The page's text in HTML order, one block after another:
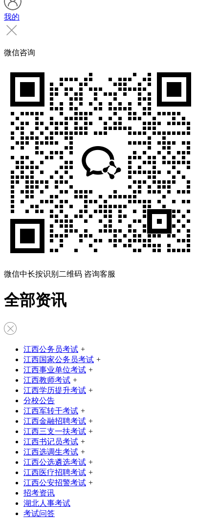
我的
微信咨询
微信中长按识别二维码 咨询客服
全部资讯
江西公务员考试 +
江西国家公务员考试 +
江西事业单位考试 +
江西教师考试 +
江西学历提升考试 +
分校公告
江西军转干考试 +
江西金融招聘考试 +
江西三支一扶考试 +
江西书记员考试 +
江西选调生考试 +
江西公选遴选考试 +
江西医疗招聘考试 +
江西公安招警考试 +
招考资讯
湖北人事考试
考试问答